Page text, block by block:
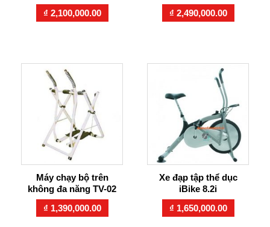
₫ 2,100,000.00
₫ 2,490,000.00
Máy chạy bộ trên
không đa năng TV-02
₫ 1,390,000.00
Xe đạp tập thể dục
iBike 8.2i
₫ 1,650,000.00